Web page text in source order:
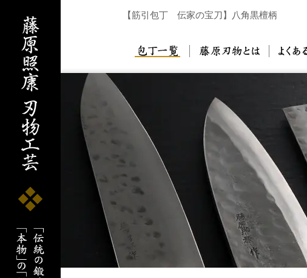
【筋引包丁 伝家の宝刀】八角黒檀柄
包丁一覧 藤原刃物